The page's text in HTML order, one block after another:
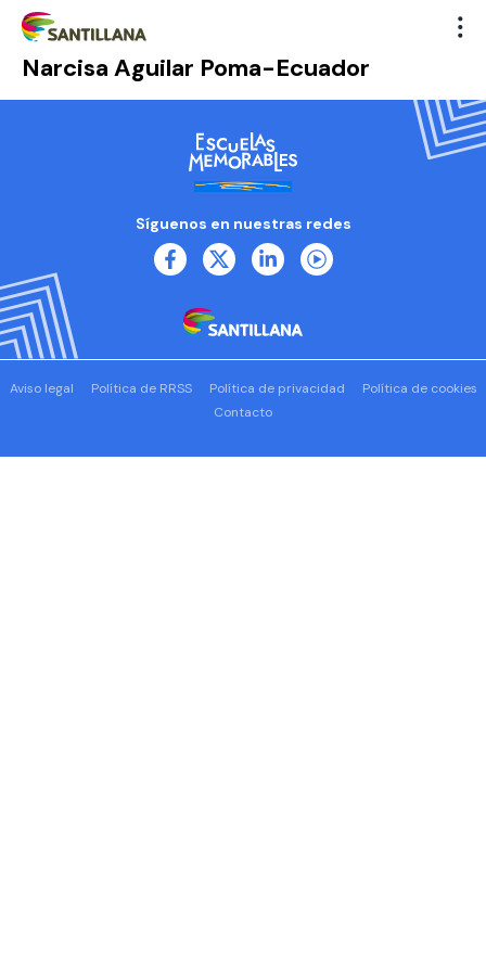
Narcisa Aguilar Poma-Ecuador
Síguenos en nuestras redes
Aviso legal Política de RRSS Política de privacidad
Política de cookies
Contacto